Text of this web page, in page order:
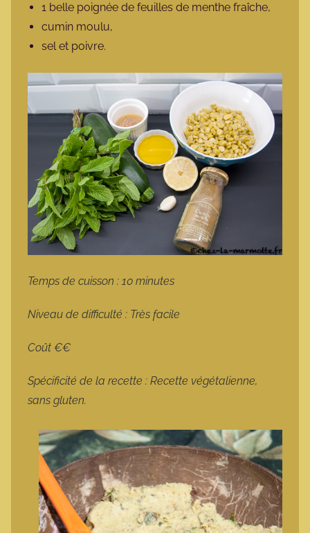
1 belle poignée de feuilles de menthe fraîche,
cumin moulu,
sel et poivre.
Temps de cuisson : 10 minutes
Niveau de difficulté : Très facile
Coût €€
Spécificité de la recette : Recette végétalienne,
sans gluten.